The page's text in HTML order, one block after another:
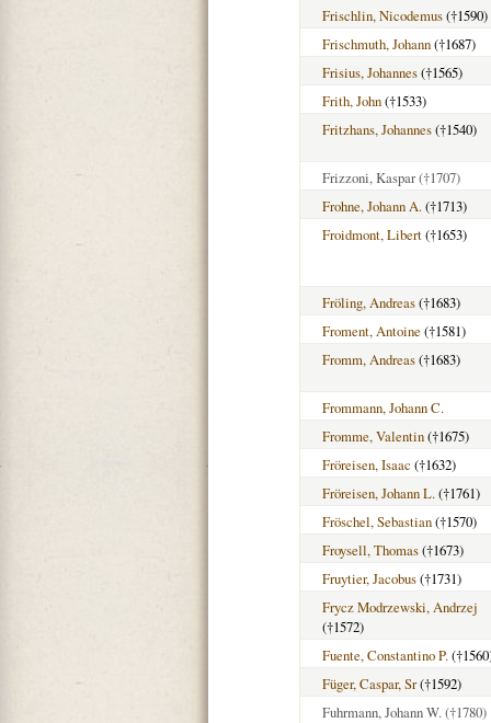
Frischlin, Nicodemus(†1590)
Frischmuth, Johann(†1687)
Frisius, Johannes(†1565)
Frith, John(†1533)
Fritzhans, Johannes(†1540)
Frizzoni, Kaspar(†1707)
Frohne, Johann A.(†1713)
Froidmont, Libert(†1653)
Fröling, Andreas(†1683)
Froment, Antoine (†1581)
Fromm, Andreas(†1683)
Frommann, Johann C.
Fromme, Valentin(†1675)
Fröreisen, Isaac (†1632)
Fröreisen, Johann L.(†1761)
Fröschel, Sebastian(†1570)
Froysell, Thomas(†1673)
Fruytier, Jacobus(†1731)
Frycz Modrzewski, Andrzej
(†1572)
Fuente, Constantino P.
Füger, Caspar, Sr(†1592)
Fuhrmann, Johann W.(†1780)